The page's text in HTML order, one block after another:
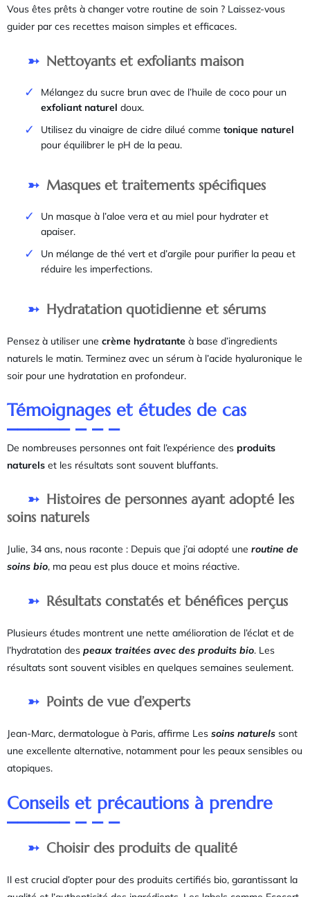
Vous êtes prêts à changer votre routine de soin ? Laissez-vous
guider par ces recettes maison simples et efficaces.
Nettoyants et exfoliants maison
Mélangez du sucre brun avec de l’huile de coco pour un
exfoliant naturel doux.
Utilisez du vinaigre de cidre dilué comme tonique naturel
pour équilibrer le pH de la peau.
Masques et traitements spécifiques
Un masque à l’aloe vera et au miel pour hydrater et
apaiser.
Un mélange de thé vert et d’argile pour purifier la peau et
réduire les imperfections.
Hydratation quotidienne et sérums
Pensez à utiliser une crème hydratante à base d’ingredients
naturels le matin. Terminez avec un sérum à l’acide hyaluronique le
soir pour une hydratation en profondeur.
Témoignages et études de cas
De nombreuses personnes ont fait l’expérience des produits
naturels et les résultats sont souvent bluffants.
Histoires de personnes ayant adopté les
soins naturels
Julie, 34 ans, nous raconte : Depuis que j’ai adopté une routine de
soins bio, ma peau est plus douce et moins réactive.
Résultats constatés et bénéfices perçus
Plusieurs études montrent une nette amélioration de l’éclat et de
l’hydratation des peaux traitées avec des produits bio. Les
résultats sont souvent visibles en quelques semaines seulement.
Points de vue d’experts
Jean-Marc, dermatologue à Paris, affirme Les soins naturels sont
une excellente alternative, notamment pour les peaux sensibles ou
atopiques.
Conseils et précautions à prendre
Choisir des produits de qualité
Il est crucial d’opter pour des produits certifiés bio, garantissant la